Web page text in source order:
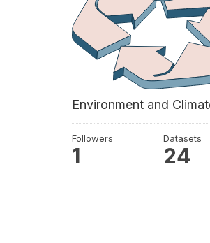
Environment and
Followers
1
Datasets
24